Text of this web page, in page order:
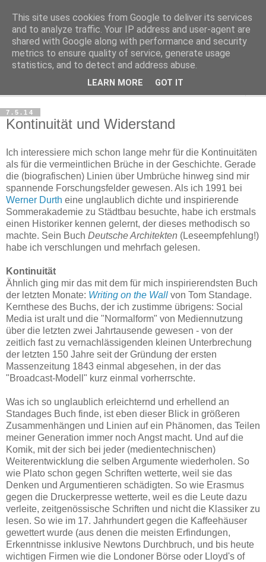
Haltungsturnen
Niveau sieht nur von unten aus wie Arroganz.
7.5.14
Kontinuität und Widerstand
Ich interessiere mich schon lange mehr für die Kontinuitäten
als für die vermeintlichen Brüche in der Geschichte. Gerade
die (biografischen) Linien über Umbrüche hinweg sind mir
spannende Forschungsfelder gewesen. Als ich 1991 bei
Werner Durth eine unglaublich dichte und inspirierende
Sommerakademie zu Städtbau besuchte, habe ich erstmals
einen Historiker kennen gelernt, der dieses methodisch so
machte. Sein Buch Deutsche Architekten (Leseempfehlung!)
habe ich verschlungen und mehrfach gelesen.
Kontinuität
Ähnlich ging mir das mit dem für mich inspirierendsten Buch
der letzten Monate: Writing on the Wall von Tom Standage.
Kernthese des Buchs, der ich zustimme übrigens: Social
Media ist uralt und die "Normalform" von Mediennutzung
über die letzten zwei Jahrtausende gewesen - von der
zeitlich fast zu vernachlässigenden kleinen Unterbrechung
der letzten 150 Jahre seit der Gründung der ersten
Massenzeitung 1843 einmal abgesehen, in der das
"Broadcast-Modell" kurz einmal vorherrschte.
Was ich so unglaublich erleichternd und erhellend an
Standages Buch finde, ist eben dieser Blick in größeren
Zusammenhängen und Linien auf ein Phänomen, das Teilen
meiner Generation immer noch Angst macht. Und auf die
Komik, mit der sich bei jeder (medientechnischen)
Weiterentwicklung die selben Argumente wiederholen. So
wie Plato schon gegen Schriften wetterte, weil sie das
Denken und Argumentieren schädigten. So wie Erasmus
gegen die Druckerpresse wetterte, weil es die Leute dazu
verleite, zeitgenössische Schriften und nicht die Klassiker zu
lesen. So wie im 17. Jahrhundert gegen die Kaffeehäuser
gewettert wurde (aus denen die meisten Erfindungen,
Erkenntnisse inklusive Newtons Durchbruch, und bis heute
wichtigen Firmen wie die Londoner Börse oder Lloyd's of
This site uses cookies from Google to deliver its services
and to analyze traffic. Your IP address and user-agent are
shared with Google along with performance and security
metrics to ensure quality of service, generate usage
statistics, and to detect and address abuse.
LEARN MORE GOT IT